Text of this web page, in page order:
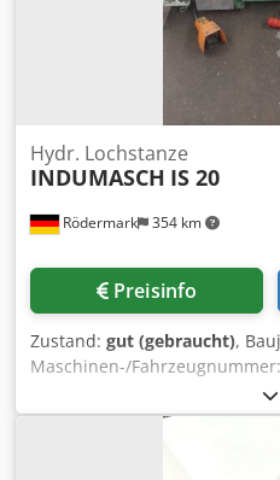
Rödermark 354 km
Hydr. Lochstanze
INDUMASCH IS 20
Preisinfo
Zustand: gut (gebraucht),
Maschinen-/Fahrzeugnummer:
Technische Daten: Chedpfx
200 KN - max. Blechdicke 6
90 mm - Hub 42 mm -